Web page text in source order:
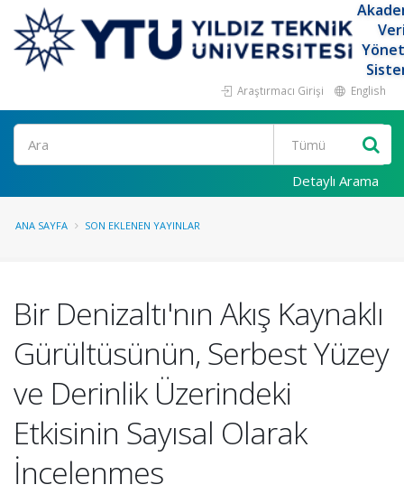
Araştırmacı Girişi English
Ara
Detaylı Arama
ANA SAYFA SON EKLENEN YAYINLAR
Bir Denizaltı'nın Akış Kaynaklı
Gürültüsünün, Serbest Yüzey
ve Derinlik Üzerindeki
Etkisinin Sayısal Olarak
İncelenmes